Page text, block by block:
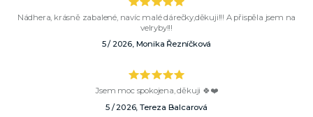
Nádhera, krásně zabalené, navíc malé dárečky,děkuji!!! A přispěla jsem na
velryby!!!
5 / 2026, Monika Řezníčková
Jsem moc spokojena, děkuji 🍀❤️
5 / 2026, Tereza Balcarová